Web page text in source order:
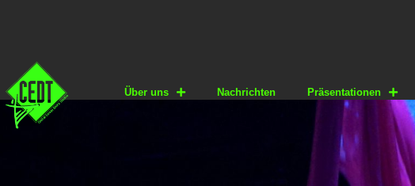
Über uns Nachrichten Präsentationen